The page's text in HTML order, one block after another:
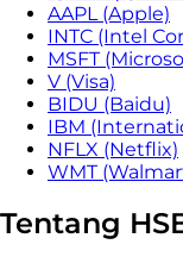
AAPL (Apple)
INTC (Intel
MSFT
V (Visa)
BIDU (Baidu)
IBM
NFLX (Netflix)
WMT
Tentang